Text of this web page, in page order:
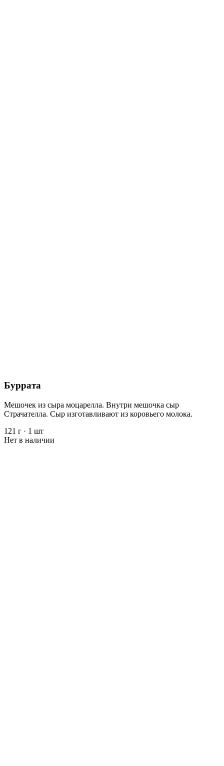
Буррата
Мешочек из сыра моцарелла. Внутри мешочка сыр
Страчателла. Сыр изготавливают из коровьего молока.
121 г · 1 шт
Нет в наличии